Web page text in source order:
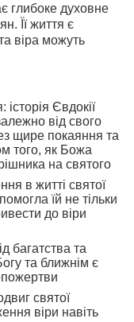
глибоке духовне
Її життя є
віра можуть
Євдокії
від свого
щире покаяння та
того, як Божа
на святого
в житті святої
їй не тільки
до віри
багатства та
та ближнім є
святої
віри навіть